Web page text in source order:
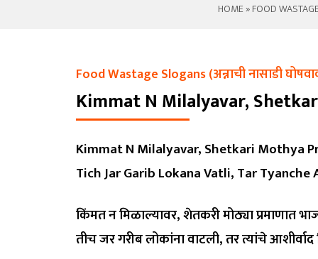
HOME»FOOD
Food Wastage Slogans (अन्नाची नासाडी
Kimmat N Milalyavar,
Kimmat N Milalyavar, Shetkari Mothya
Tich Jar Garib Lokana Vatli, Tar
किंमत न मिळाल्यावर, शेतकरी मोठ्या प्रमाणात
तीच जर गरीब लोकांना वाटली, तर त्यांचे